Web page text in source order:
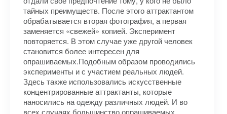
тайных преимуществ. После этого аттрактантом
обрабатывается вторая фотография, а первая
заменяется «свежей» копией. Эксперимент
повторяется. В этом случае уже другой человек
становится более интересен для
опрашиваемых.Подобным образом проводились
эксперименты и с участием реальных людей.
Здесь также использовались искусственные
концентрированные аттрактанты, которые
наносились на одежду различных людей. И во
всех случаях большинство опрашиваемых